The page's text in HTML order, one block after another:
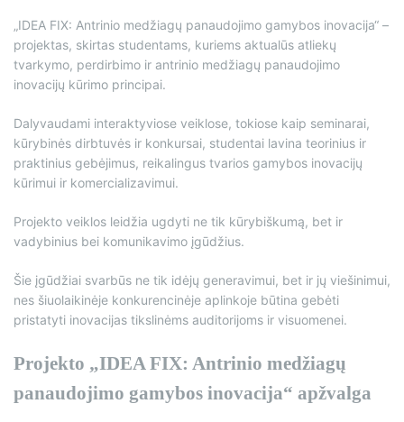
„IDEA FIX: Antrinio medžiagų panaudojimo gamybos inovacija“ –
projektas, skirtas studentams, kuriems aktualūs atliekų
tvarkymo, perdirbimo ir antrinio medžiagų panaudojimo
inovacijų kūrimo principai.
Dalyvaudami interaktyviose veiklose, tokiose kaip seminarai,
kūrybinės dirbtuvės ir konkursai, studentai lavina teorinius ir
praktinius gebėjimus, reikalingus tvarios gamybos inovacijų
kūrimui ir komercializavimui.
Projekto veiklos leidžia ugdyti ne tik kūrybiškumą, bet ir
vadybinius bei komunikavimo įgūdžius.
Šie įgūdžiai svarbūs ne tik idėjų generavimui, bet ir jų viešinimui,
nes šiuolaikinėje konkurencinėje aplinkoje būtina gebėti
pristatyti inovacijas tikslinėms auditorijoms ir visuomenei.
Projekto „IDEA FIX: Antrinio medžiagų
panaudojimo gamybos inovacija“ apžvalga